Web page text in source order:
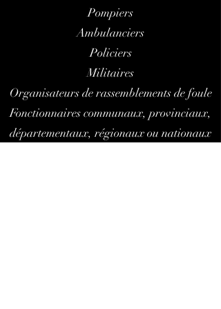
Pompiers
Ambulanciers
Policiers
Militaires
Organisateurs de rassemblements de foule
Fonctionnaires communaux, provinciaux,
départementaux, régionaux ou nationaux